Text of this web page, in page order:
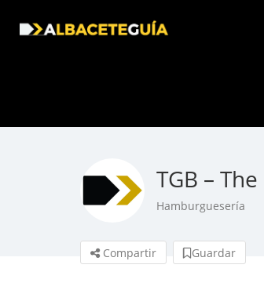
TGB –
Hamburguesería
Compartir Guardar